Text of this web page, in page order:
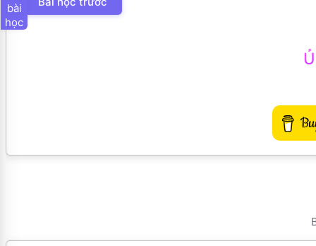
bài
học